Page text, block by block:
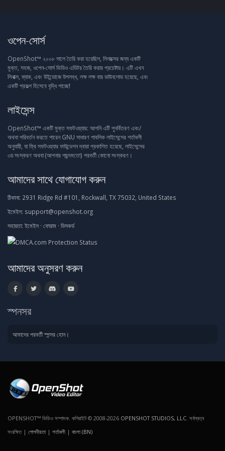
ওপেন-সোর্স
OpenShot™ ২০০৮ সালে তৈরি করা হয়েছিল, লিনাক্সের জন্য একটি
মুক্ত, সহজ, ওপেন-সোর্স ভিডিও এডিটর তৈরি করার প্রচেষ্টায়। এটি এখন
লিনাক্স, ম্যাক, এবং উইন্ডোজে উপলব্ধ, লক্ষ লক্ষ বার ডাউনলোড হয়েছে, এবং
একটি প্রকল্প হিসেবে বৃদ্ধি পাচ্ছে!
লাইসেন্স
OpenShot™ একটি মুক্ত সফটওয়্যার: আপনি এটি পুনর্বিতরণ এবং/
অথবা পরিবর্তন করতে পারেন GNU সাধারণ পাবলিক লাইসেন্সের শর্তাবলী
অনুযায়ী, যা ফ্রি সফটওয়্যার ফাউন্ডেশন দ্বারা প্রকাশিত হয়েছে, লাইসেন্সের
৩য় সংস্করণ অথবা (আপনার পছন্দমতো) পরবর্তী কোনো সংস্করণ।
আমাদের সাথে যোগাযোগ করুন
ঠিকানা: 2931 Ridge Rd #101, Rockwall, TX 75032, United States
ইমেইল: support@openshot.org
সহায়তা: ইমেইল · ফোরাম · ডিসকর্ড
আমাদের অনুসরণ করুন
স্পনসর
আমাদের পরবর্তী স্পন্সর হোন।
OPENSHOT™ ভিডিও সম্পাদক. কপিরাইট © 2008-2026 OPENSHOT STUDIOS, LLC. সর্বস্বত্ব
সংরক্ষিত | গোপনীয়তা | শর্তাবলী | বাংলা (BN)